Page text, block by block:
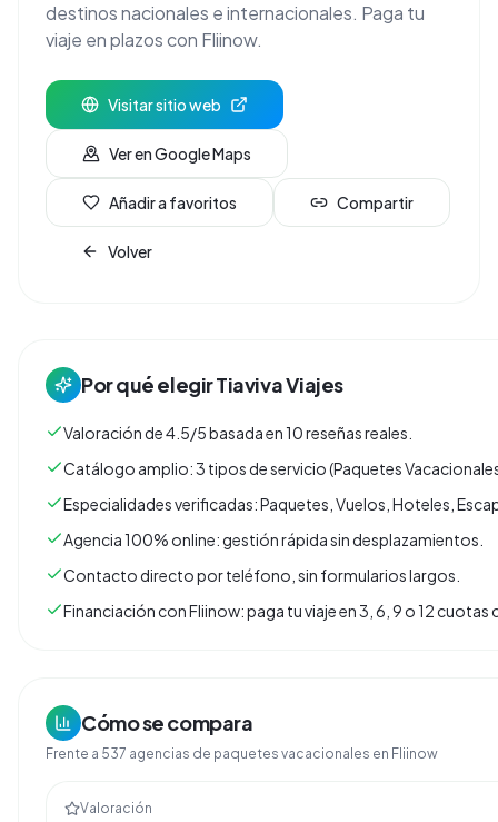
destinos nacionales e internacionales. Paga tu
viaje en plazos con Fliinow.
Visitar sitio web
Ver en Google Maps
Añadir a favoritos Compartir
Volver
Por qué elegirTiaviva Viajes
Valoración de 4.5/5 basada en 10 reseñas reales.
Catálogo amplio: 3 tipos de servicio (Paquetes
Especialidades verificadas: Paquetes, Vuelos, Hoteles,
Agencia 100% online: gestión rápida sin desplazamientos.
Contacto directo por teléfono, sin formularios largos.
Financiación con Fliinow: paga tu viaje en 3, 6, 9 o 12
Cómo se compara
Frente a 537 agencias de paquetes vacacionales en Fliinow
Valoración